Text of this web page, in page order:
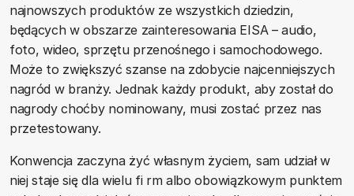
najnowszych produktów ze wszystkich dziedzin,
będących w obszarze zainteresowania EISA – audio,
foto, wideo, sprzętu przenośnego i samochodowego.
Może to zwiększyć szanse na zdobycie najcenniejszych
nagród w branży. Jednak każdy produkt, aby został do
nagrody choćby nominowany, musi zostać przez nas
przetestowany.
Konwencja zaczyna żyć własnym życiem, sam udział w
niej staje się dla wielu fi rm albo obowiązkowym punktem